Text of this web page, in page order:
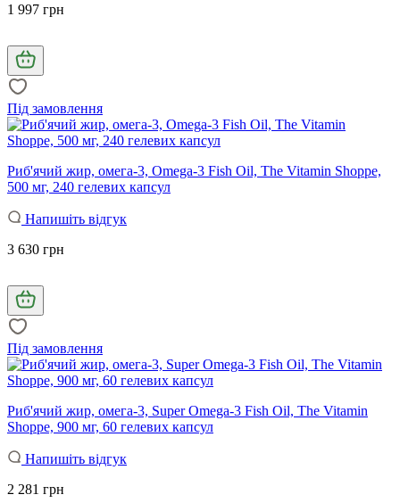
1 997 грн
Під замовлення
Риб'ячий жир, омега-3, Omega-3 Fish Oil, The Vitamin Shoppe,
500 мг, 240 гелевих капсул
Напишіть відгук
3 630 грн
Під замовлення
Риб'ячий жир, омега-3, Super Omega-3 Fish Oil, The Vitamin
Shoppe, 900 мг, 60 гелевих капсул
Напишіть відгук
2 281 грн